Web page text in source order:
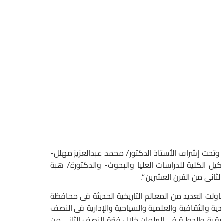
إشراف الأستاذ الدكتور/ محمد عبدالعزيز مهلل-
الكلية للدراسات العليا والبحوث- والدكتورة/ هبة
من القرن العشرين “.
العديد من المعالم التاريخية الحديثة فى محافظة
والثقافية والعلمية والسياحية والإدارية فى النصف